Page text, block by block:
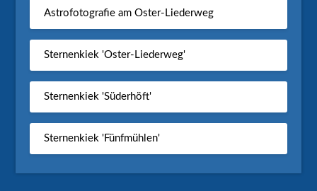
Astrofotografie am Oster-Liederweg
Sternenkiek 'Oster-Liederweg'
Sternenkiek 'Süderhöft'
Sternenkiek 'Fünfmühlen'